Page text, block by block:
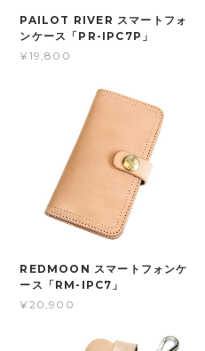
PAILOT RIVER スマートフォ
ンケース「PR-IPC7P」
¥19,800
REDMOON スマートフォンケ
ース「RM-IPC7」
¥20,900